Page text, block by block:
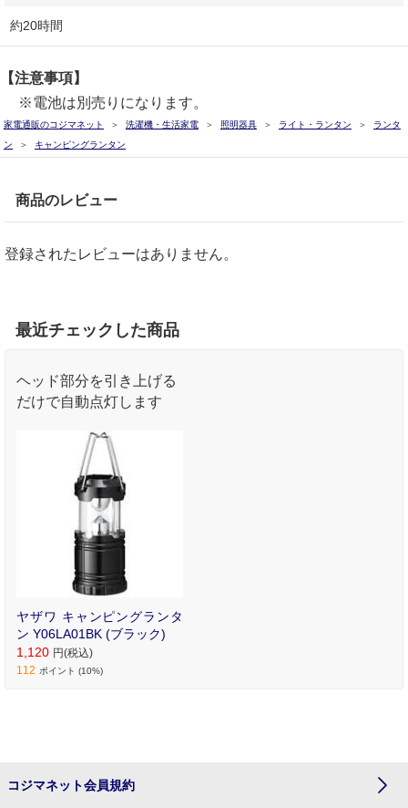
約20時間
【注意事項】
※電池は別売りになります。
家電通販のコジマネット 洗濯機・生活家電 照明器具 ライト・ランタン
ランタ
ン
キャンピングランタン
商品のレビュー
登録されたレビューはありません。
最近チェックした商品
ヘッド部分を引き上げる
だけで自動点灯します
ヤザワ キャンピングランタ
ン Y06LA01BK (ブラック)
1,120 円(税込)
112 ポイント (10%)
コジマネット会員規約